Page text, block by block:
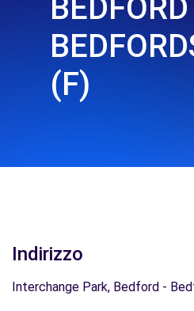
(F)
Indirizzo
Interchange Park, Bedford -